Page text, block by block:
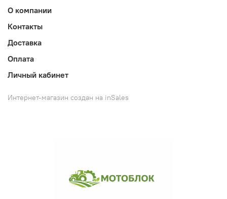
О компании
Контакты
Доставка
Оплата
Личный кабинет
Интернет-магазин создан на inSales